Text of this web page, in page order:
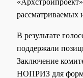
рассматриваемых
В результате
поддержали
Заключение
НОПРИЗ для